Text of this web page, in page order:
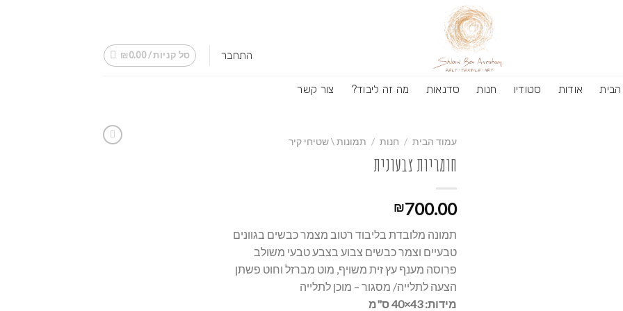
התחבר סל קניות / ₪0.00
אודות סטודיו חנות סדנאות מה זה ליבוד? צור קשר
עמוד הבית / חנות / תמונות \ שטיחי קיר
חומריות צבעונית
₪700.00
תמונה מלובדת בליבוד רטוב מצמר כבשים בגוונים
טבעיים וצמר כבשים צבוע בצבע טבעי משולב
פרוסה מענף עץ זית משויף, מוט מברזל וחוט פשתן
הצעה לתלייה/ מסגור – מוכן לתלייה
מידות: 43×40 ס"מ